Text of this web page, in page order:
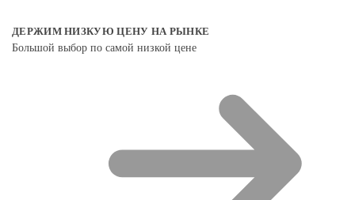
ДЕРЖИМ НИЗКУЮ ЦЕНУ НА РЫНКЕ
Большой выбор по самой низкой цене